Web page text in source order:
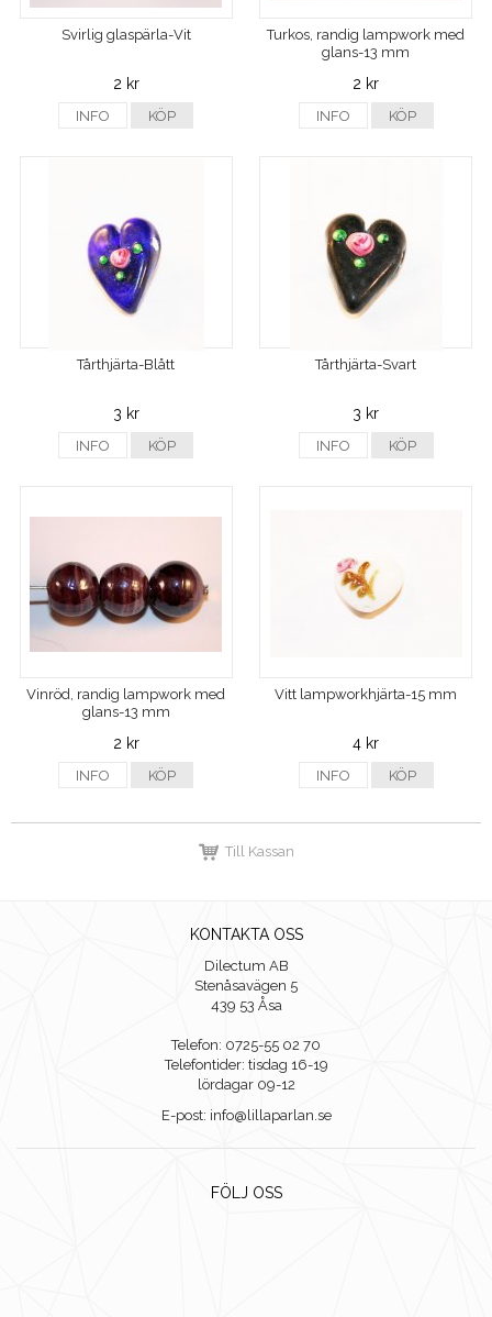
Svirlig glaspärla-Vit
2 kr
INFO KÖP
Turkos, randig lampwork med
glans-13 mm
2 kr
INFO KÖP
Tårthjärta-Blått
3 kr
INFO KÖP
Tårthjärta-Svart
3 kr
INFO KÖP
Vinröd, randig lampwork med
glans-13 mm
2 kr
INFO KÖP
Vitt lampworkhjärta-15 mm
4 kr
INFO KÖP
Till Kassan
KONTAKTA OSS
Dilectum AB
Stenåsavägen 5
439 53 Åsa
Telefon: 0725-55 02 70
Telefontider: tisdag 16-19
lördagar 09-12
E-post: info@lillaparlan.se
FÖLJ OSS